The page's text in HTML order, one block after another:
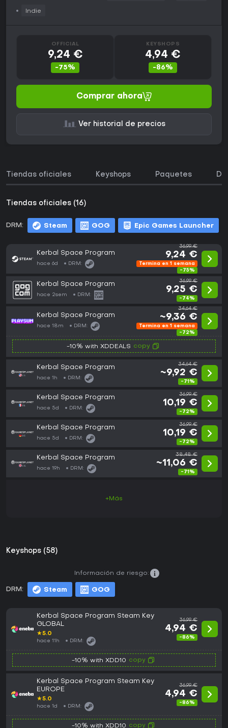
Indie
OFFICIAL
9,24 €
-75%
KEYSHOPS
4,94 €
-86%
Comprar ahora
Ver historial de precios
Tiendas oficiales Keyshops Paquetes
Tiendas oficiales (16)
DRM: Steam GOG Epic Games Launcher
Kerbal Space Program
hace 6d DRM:
36,99 €
9,24 €
Termina en 1 semana
-75%
Kerbal Space Program
hace 2sem DRM:
36,99 €
9,25 €
-74%
Kerbal Space Program
hace 18m DRM:
34,64 €
~9,36 €
Termina en 1 semana
-72%
-10% with XDDEALS copy
Kerbal Space Program
hace 1h DRM:
34,64 €
~9,92 €
-71%
Kerbal Space Program
hace 5d DRM:
36,99 €
10,19 €
-72%
Kerbal Space Program
hace 5d DRM:
36,99 €
10,19 €
-72%
Kerbal Space Program
hace 19h DRM:
38,48 €
~11,06 €
-71%
+Más
Keyshops (58)
DRM: Steam GOG
Información de riesgo:
Kerbal Space Program Steam Key
GLOBAL
★5.0
hace 11h DRM:
36,99 €
4,94 €
-86%
-10% with XDD10 copy
Kerbal Space Program Steam Key
EUROPE
★5.0
hace 1d DRM:
36,99 €
4,94 €
-86%
-10% with XDD10 copy